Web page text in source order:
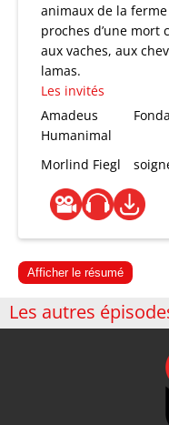
animaux de la
proches d’une mort
aux vaches, aux
lamas.
Les invités
Amadeus
Humanimal
Morlind Fiegl
Afficher le résumé
Les autres